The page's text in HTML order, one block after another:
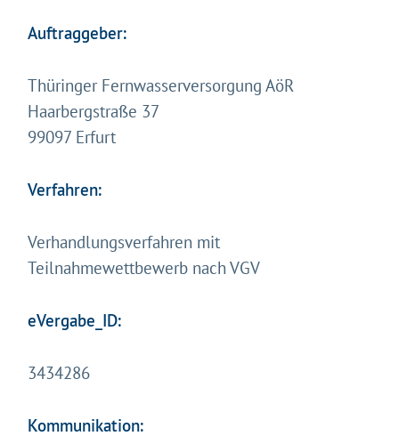
Auftraggeber:
Thüringer Fernwasserversorgung AöR
Haarbergstraße 37
99097 Erfurt
Verfahren:
Verhandlungsverfahren mit
Teilnahmewettbewerb nach VGV
eVergabe_ID:
3434286
Kommunikation:
Mit Ihrer Zustimmung möchten wir moderne Web-